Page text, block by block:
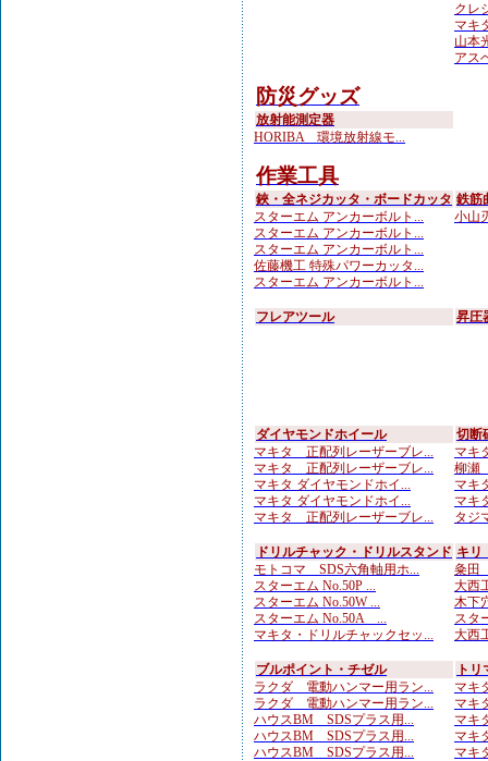
クレ
マキ
山本
アス
防災グッズ
放射能測定器
HORIBA 環境放射線モ...
作業工具
鋏・全ネジカッタ・ボードカッタ
スターエム アンカーボルト...
スターエム アンカーボルト...
スターエム アンカーボルト...
佐藤機工 特殊パワーカッタ...
スターエム アンカーボルト...
鉄筋
小山
フレアツール 昇圧
ダイヤモンドホイール
マキタ 正配列レーザーブレ...
マキタ 正配列レーザーブレ...
マキタ ダイヤモンドホイ...
マキタ ダイヤモンドホイ...
マキタ 正配列レーザーブレ...
切断
マキ
柳瀬
マキ
マキ
タジ
ドリルチャック・ドリルスタンド
モトコマ SDS六角軸用ホ...
スターエム No.50P ...
スターエム No.50W ...
スターエム No.50A ...
マキタ・ドリルチャックセッ...
キリ
粂田
大西
木下
スタ
大西
ブルポイント・チゼル
ラクダ 電動ハンマー用ラン...
ラクダ 電動ハンマー用ラン...
ハウスBM SDSプラス用...
ハウスBM SDSプラス用...
ハウスBM SDSプラス用...
ト
マキ
マキ
マキ
マキ
マキ